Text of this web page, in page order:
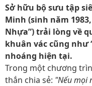
Sở hữu bộ sưu tập
Minh (sinh năm
Nhựa”) trải lòng về
khuân vác cũng như
nhoáng hiện tại.
Trong một chương
thắn chia sẻ: "Nếu mọi